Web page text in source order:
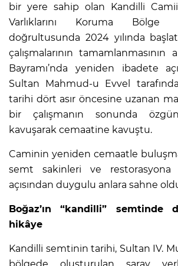
bir yere sahip olan Kandilli
Varlıklarını Koruma Bölge
doğrultusunda 2024 yılında
çalışmalarının tamamlanmasının
Bayramı’nda yeniden ibadete
Sultan Mahmud-u Evvel
tarihi dört asır öncesine uzanan
bir çalışmanın sonunda
kavuşarak cemaatine kavuştu.
Caminin yeniden cemaatle
semt sakinleri ve restorasyona
açısından duygulu anlara sahne
Boğaz’ın “kandilli” semtinde
hikâye
Kandilli semtinin tarihi, Sultan IV.